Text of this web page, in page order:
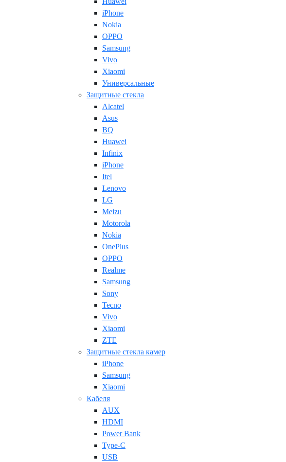
iPhone
Nokia
OPPO
Samsung
Vivo
Xiaomi
Универсальные
Защитные стекла
Alcatel
Asus
BQ
Huawei
Infinix
iPhone
Itel
Lenovo
LG
Meizu
Motorola
Nokia
OnePlus
OPPO
Realme
Samsung
Sony
Tecno
Vivo
Xiaomi
ZTE
Защитные стекла камер
iPhone
Samsung
Xiaomi
Кабеля
AUX
HDMI
Power Bank
Type-C
USB